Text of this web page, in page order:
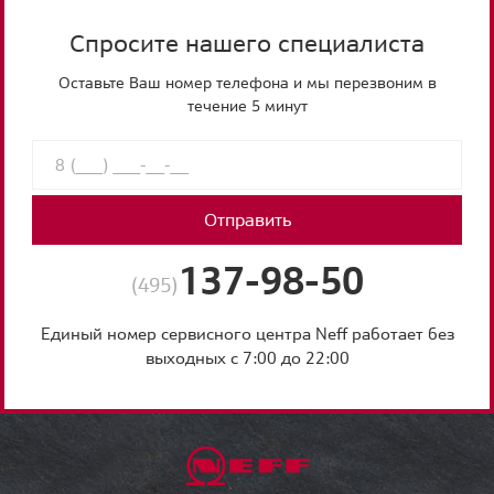
Спросите нашего специалиста
Оставьте Ваш номер телефона и мы перезвоним в
течение 5 минут
Отправить
(495) 137-98-50
Единый номер сервисного центра Neff работает без
выходных с 7:00 до 22:00